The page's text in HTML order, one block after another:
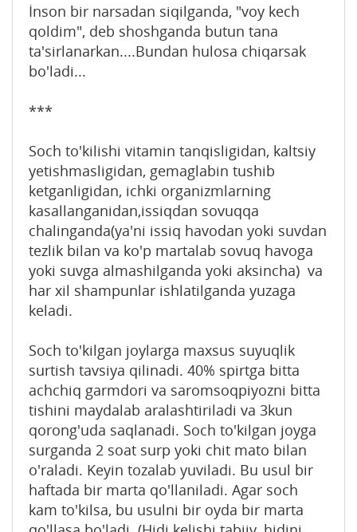
İnson bir narsadan siqilganda, "voy kech
qoldim", deb shoshganda butun tana
ta'sirlanarkan....Bundan hulosa chiqarsak
bo'ladi...
***
Soch to'kilishi vitamin tanqisligidan, kaltsiy
yetishmasligidan, gemaglabin tushib
ketganligidan, ichki organizmlarning
kasallanganidan,issiqdan sovuqqa
chalinganda(ya'ni issiq havodan yoki suvdan
tezlik bilan va ko'p martalab sovuq havoga
yoki suvga almashilganda yoki aksincha) va
har xil shampunlar ishlatilganda yuzaga
keladi.
Soch to'kilgan joylarga maxsus suyuqlik
surtish tavsiya qilinadi. 40% spirtga bitta
achchiq garmdori va saromsoqpiyozni bitta
tishini maydalab aralashtiriladi va 3kun
qorong'uda saqlanadi. Soch to'kilgan joyga
surganda 2 soat surp yoki chit mato bilan
o'raladi. Keyin tozalab yuviladi. Bu usul bir
haftada bir marta qo'llaniladi. Agar soch
kam to'kilsa, bu usulni bir oyda bir marta